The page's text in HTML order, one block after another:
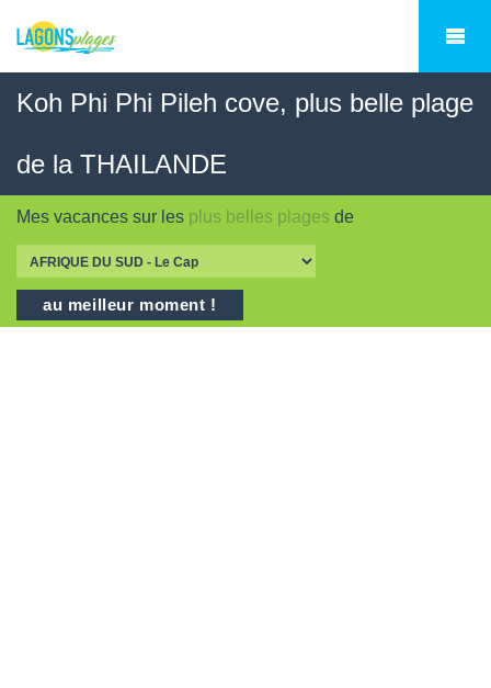
Koh Phi Phi Pileh cove, plus belle plage
de la THAILANDE
Mes vacances sur les plus belles plages de
au meilleur moment !